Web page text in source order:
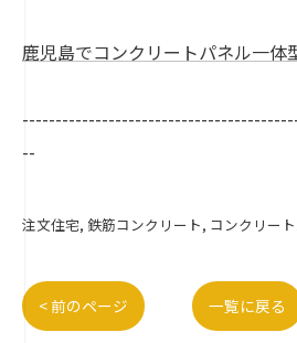
鹿児島でコンクリートパネル一体
--
注文住宅 鉄筋コンクリート コンクリー
< 前のページ 一覧に戻る